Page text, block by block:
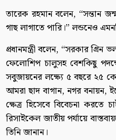
তারেক রহমান বলেন, “সন্তান
গাছ লাগাতে পারি।” লন্ডনেও
প্রধানমন্ত্রী বলেন, “সরকার গ্রিন
ফেলোশিপ চালুসহ বেশকিছু
সবুজায়নের লক্ষ্যে ৫ বছরে ২৫
আমরা ছাদ বাগান, নগর বনায়ন,
ক্ষেত্র হিসেবে বিবেচনা করতে
রিসাইকেল জাতীয় পর্যায়ে
তিনি জানান।